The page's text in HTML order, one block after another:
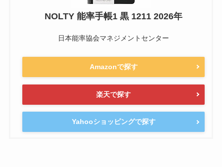
NOLTY 能率手帳1 黒 1211 2026年
日本能率協会マネジメントセンター
Amazonで探す
楽天で探す
Yahooショッピングで探す